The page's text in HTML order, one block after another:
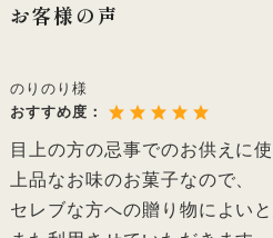
お客様の声
のりのり様
おすすめ度：
目上の方の忌事でのお供えに使
上品なお味のお菓子なので、
セレブな方への贈り物によいと